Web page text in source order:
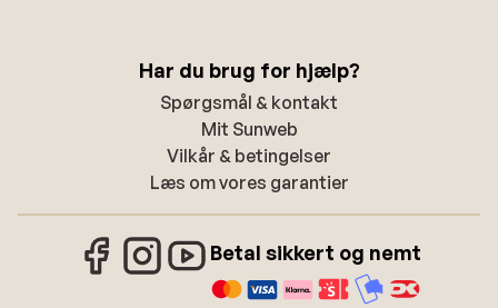
Har du brug for hjælp?
Spørgsmål & kontakt
Mit Sunweb
Vilkår & betingelser
Læs om vores garantier
Betal sikkert og nemt